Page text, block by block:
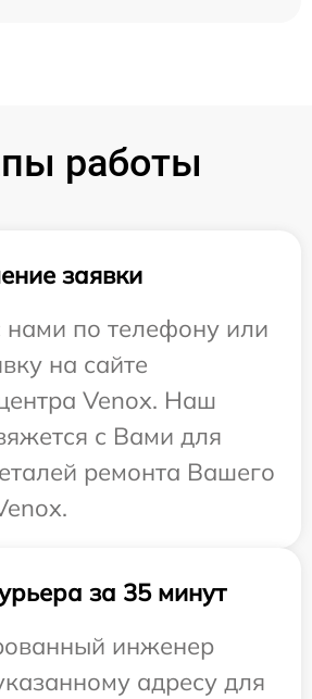
работы
заявки
нами по телефону или
на сайте
Venox. Наш
с Вами для
ремонта Вашего
за 35 минут
инженер
адресу для